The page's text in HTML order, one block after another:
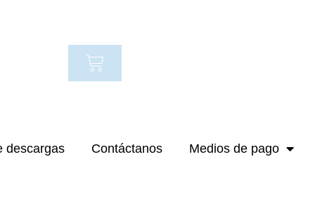
Carrito
descargas Contáctanos Medios de pago